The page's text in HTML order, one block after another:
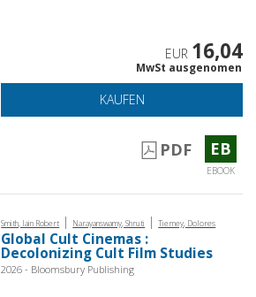
EUR 16,04
MwSt ausgenomen
KAUFEN
PDF EB
EBOOK
Smith, Iain Robert | Narayanswamy, Shruti | Tierney, Dolores
Global Cult Cinemas :
Decolonizing Cult Film Studies
2026 - Bloomsbury Publishing